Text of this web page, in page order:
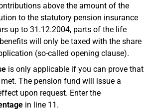
above the amount of the
to the statutory pension insurance
up to 31.12.2004, parts of the life
will only be taxed with the share
(so-called opening clause).
is only applicable if you can prove that
The pension fund will issue a
upon request. Enter the
in line 11.